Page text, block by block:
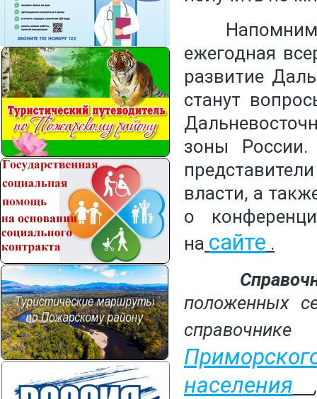
Напомним,
ежегодная
развитие
станут
зоны России.
власти, а
о
на сайте .
положенных
населения